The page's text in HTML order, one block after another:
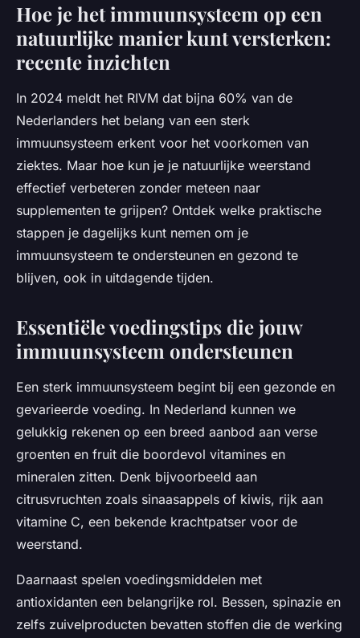
Hoe je het immuunsysteem op een
natuurlijke manier kunt versterken:
recente inzichten
In 2024 meldt het RIVM dat bijna 60% van de
Nederlanders het belang van een sterk
immuunsysteem erkent voor het voorkomen van
ziektes. Maar hoe kun je je natuurlijke weerstand
effectief verbeteren zonder meteen naar
supplementen te grijpen? Ontdek welke praktische
stappen je dagelijks kunt nemen om je
immuunsysteem te ondersteunen en gezond te
blijven, ook in uitdagende tijden.
Essentiële voedingstips die jouw
immuunsysteem ondersteunen
Een sterk immuunsysteem begint bij een gezonde en
gevarieerde voeding. In Nederland kunnen we
gelukkig rekenen op een breed aanbod aan verse
groenten en fruit die boordevol vitamines en
mineralen zitten. Denk bijvoorbeeld aan
citrusvruchten zoals sinaasappels of kiwis, rijk aan
vitamine C, een bekende krachtpatser voor de
weerstand.
Daarnaast spelen voedingsmiddelen met
antioxidanten een belangrijke rol. Bessen, spinazie en
zelfs zuivelproducten bevatten stoffen die de werking